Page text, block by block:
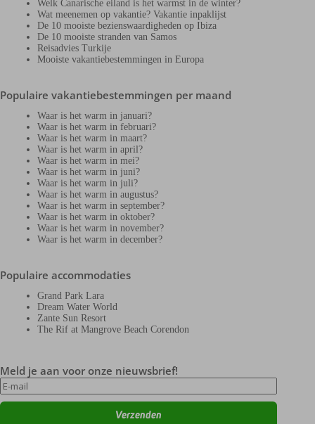
Welk Canarische eiland is het warmst in de winter?
Wat meenemen op vakantie? Vakantie inpaklijst
De 10 mooiste bezienswaardigheden op Ibiza
De 10 mooiste stranden van Samos
Reisadvies Turkije
Mooiste vakantiebestemmingen in Europa
Populaire vakantiebestemmingen per maand
Waar is het warm in januari?
Waar is het warm in februari?
Waar is het warm in maart?
Waar is het warm in april?
Waar is het warm in mei?
Waar is het warm in juni?
Waar is het warm in juli?
Waar is het warm in augustus?
Waar is het warm in september?
Waar is het warm in oktober?
Waar is het warm in november?
Waar is het warm in december?
Populaire accommodaties
Grand Park Lara
Dream Water World
Zante Sun Resort
The Rif at Mangrove Beach Corendon
Meld je aan voor onze nieuwsbrief!